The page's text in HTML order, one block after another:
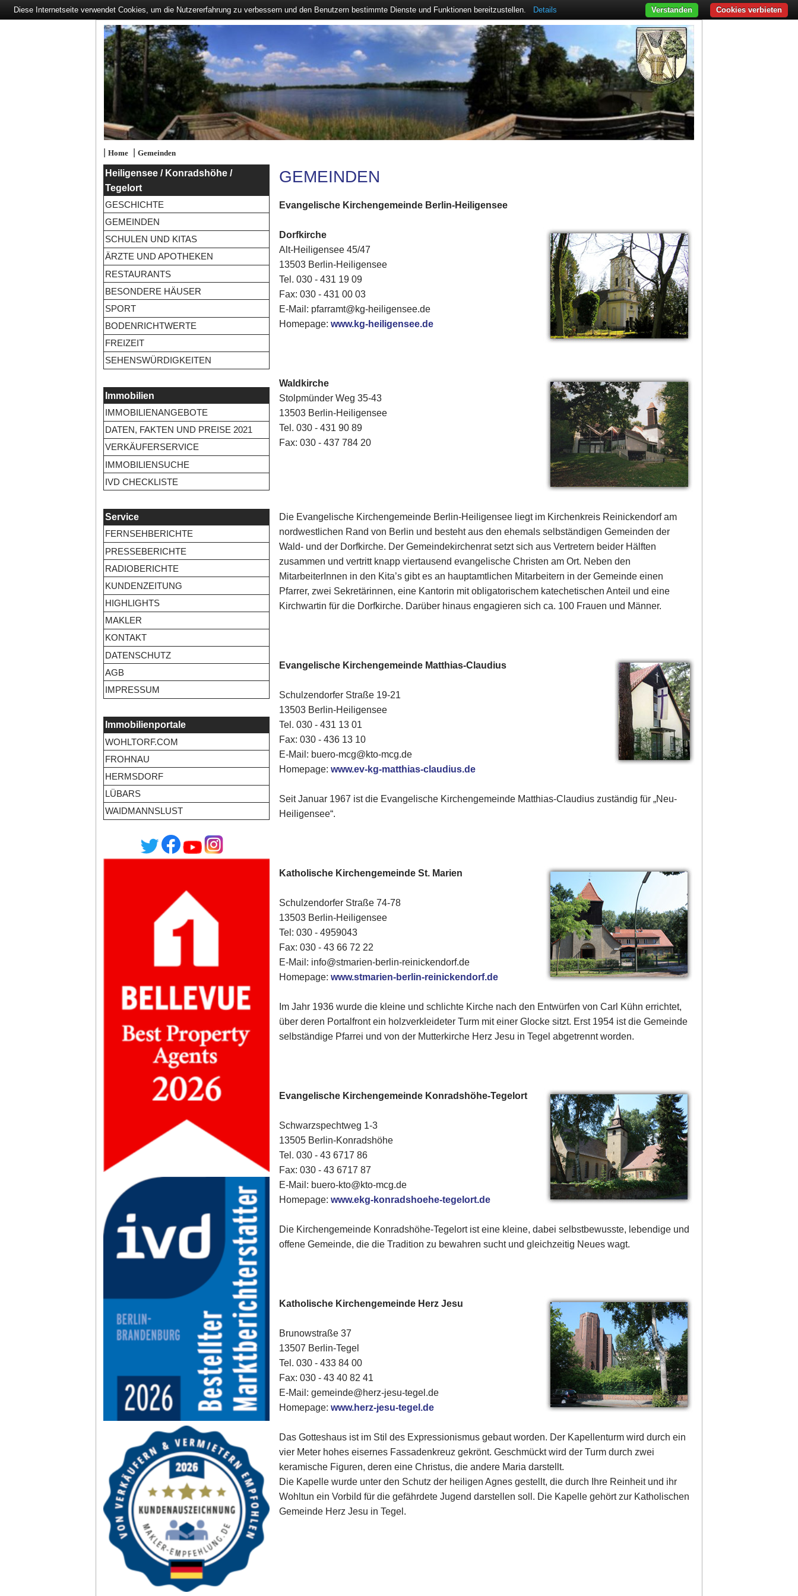
| Home| Gemeinden
Heiligensee / Konradshöhe /
Tegelort
GESCHICHTE
GEMEINDEN
SCHULEN UND KITAS
ÄRZTE UND APOTHEKEN
RESTAURANTS
BESONDERE HÄUSER
SPORT
BODENRICHTWERTE
FREIZEIT
SEHENSWÜRDIGKEITEN
Immobilien
IMMOBILIENANGEBOTE
DATEN, FAKTEN UND PREISE 2021
VERKÄUFERSERVICE
IMMOBILIENSUCHE
IVD CHECKLISTE
Service
FERNSEHBERICHTE
PRESSEBERICHTE
RADIOBERICHTE
KUNDENZEITUNG
HIGHLIGHTS
MAKLER
KONTAKT
DATENSCHUTZ
AGB
IMPRESSUM
Immobilienportale
WOHLTORF.COM
FROHNAU
HERMSDORF
LÜBARS
WAIDMANNSLUST
GEMEINDEN
Evangelische Kirchengemeinde Berlin-Heiligensee
Dorfkirche
Alt-Heiligensee 45/47
13503 Berlin-Heiligensee
Tel. 030 - 431 19 09
Fax: 030 - 431 00 03
E-Mail: pfarramt@kg-heiligensee.de
Homepage:www.kg-heiligensee.de
Waldkirche
Stolpmünder Weg 35-43
13503 Berlin-Heiligensee
Tel. 030 - 431 90 89
Fax: 030 - 437 784 20
Die Evangelische Kirchengemeinde Berlin-Heiligensee liegt im Kirchenkreis Reinickendorf am
nordwestlichen Rand von Berlin und besteht aus den ehemals selbständigen Gemeinden der
Wald- und der Dorfkirche. Der Gemeindekirchenrat setzt sich aus Vertretern beider Hälften
zusammen und vertritt knapp viertausend evangelische Christen am Ort. Neben den
MitarbeiterInnen in den Kita’s gibt es an hauptamtlichen Mitarbeitern in der Gemeinde einen
Pfarrer, zwei Sekretärinnen, eine Kantorin mit obligatorischem katechetischen Anteil und eine
Kirchwartin für die Dorfkirche. Darüber hinaus engagieren sich ca. 100 Frauen und Männer.
Evangelische Kirchengemeinde Matthias-Claudius
Schulzendorfer Straße 19-21
13503 Berlin-Heiligensee
Tel. 030 - 431 13 01
Fax: 030 - 436 13 10
E-Mail: buero-mcg@kto-mcg.de
Homepage:www.ev-kg-matthias-claudius.de
Seit Januar 1967 ist die Evangelische Kirchengemeinde Matthias-Claudius zuständig für „Neu-
Heiligensee“.
Katholische Kirchengemeinde St. Marien
Schulzendorfer Straße 74-78
13503 Berlin-Heiligensee
Tel: 030 - 4959043
Fax: 030 - 43 66 72 22
E-Mail: info@stmarien-berlin-reinickendorf.de
Homepage:www.stmarien-berlin-reinickendorf.de
Im Jahr 1936 wurde die kleine und schlichte Kirche nach den Entwürfen von Carl Kühn errichtet,
über deren Portalfront ein holzverkleideter Turm mit einer Glocke sitzt. Erst 1954 ist die Gemeinde
selbständige Pfarrei und von der Mutterkirche Herz Jesu in Tegel abgetrennt worden.
Evangelische Kirchengemeinde Konradshöhe-Tegelort
Schwarzspechtweg 1-3
13505 Berlin-Konradshöhe
Tel. 030 - 43 6717 86
Fax: 030 - 43 6717 87
E-Mail: buero-kto@kto-mcg.de
Homepage:www.ekg-konradshoehe-tegelort.de
Die Kirchengemeinde Konradshöhe-Tegelort ist eine kleine, dabei selbstbewusste, lebendige und
offene Gemeinde, die die Tradition zu bewahren sucht und gleichzeitig Neues wagt.
Katholische Kirchengemeinde Herz Jesu
Brunowstraße 37
13507 Berlin-Tegel
Tel. 030 - 433 84 00
Fax: 030 - 43 40 82 41
E-Mail: gemeinde@herz-jesu-tegel.de
Homepage:www.herz-jesu-tegel.de
Das Gotteshaus ist im Stil des Expressionismus gebaut worden. Der Kapellenturm wird durch ein
vier Meter hohes eisernes Fassadenkreuz gekrönt. Geschmückt wird der Turm durch zwei
keramische Figuren, deren eine Christus, die andere Maria darstellt.
Die Kapelle wurde unter den Schutz der heiligen Agnes gestellt, die durch Ihre Reinheit und ihr
Wohltun ein Vorbild für die gefährdete Jugend darstellen soll. Die Kapelle gehört zur Katholischen
Gemeinde Herz Jesu in Tegel.
Diese Internetseite verwendet Cookies, um die Nutzererfahrung zu verbessern und den Benutzern bestimmte Dienste und Funktionen bereitzustellen. Details Cookies verbieten
Verstanden